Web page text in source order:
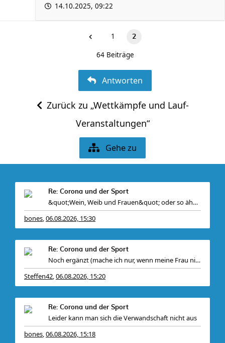
14.10.2025, 09:22
1 2
64 Beiträge
Antworten
Zurück zu „Wettkämpfe und Lauf-
Veranstaltungen“
Gehe zu
Re: Corona und der Sport
&quot;Wein, Weib und Frauen&quot; oder so ähnlich. Bei mir
bones,06.08.2026, 15:30
Re: Corona und der Sport
Noch ergänzt (mache ich nur, wenn meine Frau nicht
Steffen42,06.08.2026, 15:20
Re: Corona und der Sport
Leider kann man sich die Verwandschaft nicht aus
bones,06.08.2026, 15:18